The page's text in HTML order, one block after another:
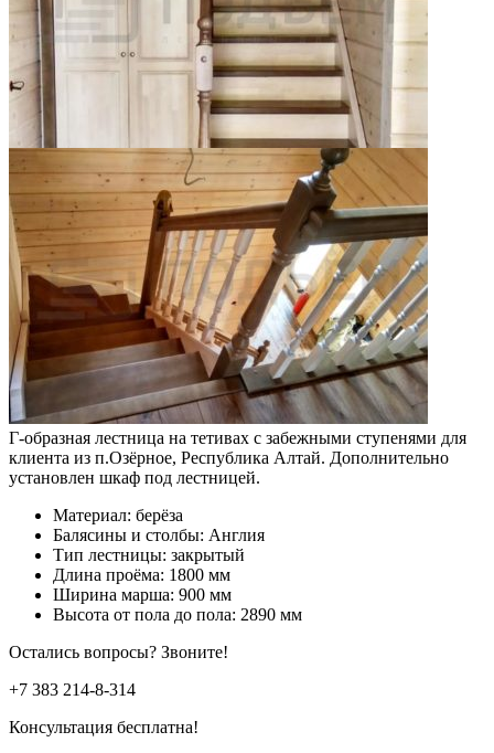
Г-образная лестница на тетивах с забежными ступенями для
клиента из п.Озёрное, Республика Алтай. Дополнительно
установлен шкаф под лестницей.
Материал: берёза
Балясины и столбы: Англия
Тип лестницы: закрытый
Длина проёма: 1800 мм
Ширина марша: 900 мм
Высота от пола до пола: 2890 мм
Остались вопросы? Звоните!
+7 383 214-8-314
Консультация бесплатна!